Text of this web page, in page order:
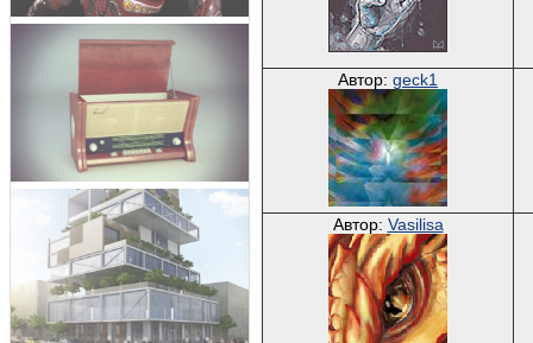
Автор: geck1
Автор: Vasilisa